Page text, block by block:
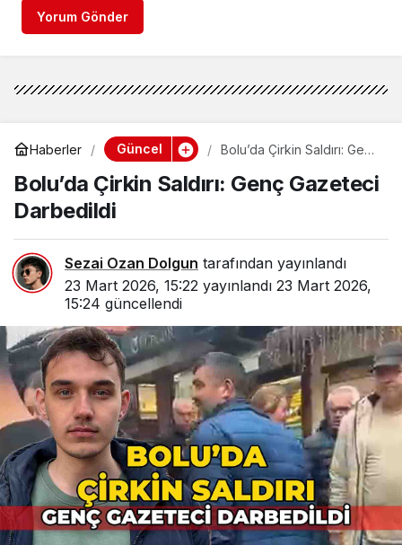
Yorum Gönder
Haberler Güncel
Bolu’da Çirkin Saldırı: Genç
Bolu’da Çirkin Saldırı: Genç Gazeteci
Darbedildi
Sezai Ozan Dolgun tarafından yayınlandı
23 Mart 2026, 15:22 yayınlandı 23 Mart 2026,
15:24 güncellendi